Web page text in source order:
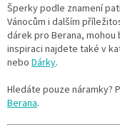
Šperky podle znamení
Vánocům i dalším
dárek pro Berana,
inspiraci najdete také v
nebo Dárky.
Hledáte pouze náramky?
Berana.